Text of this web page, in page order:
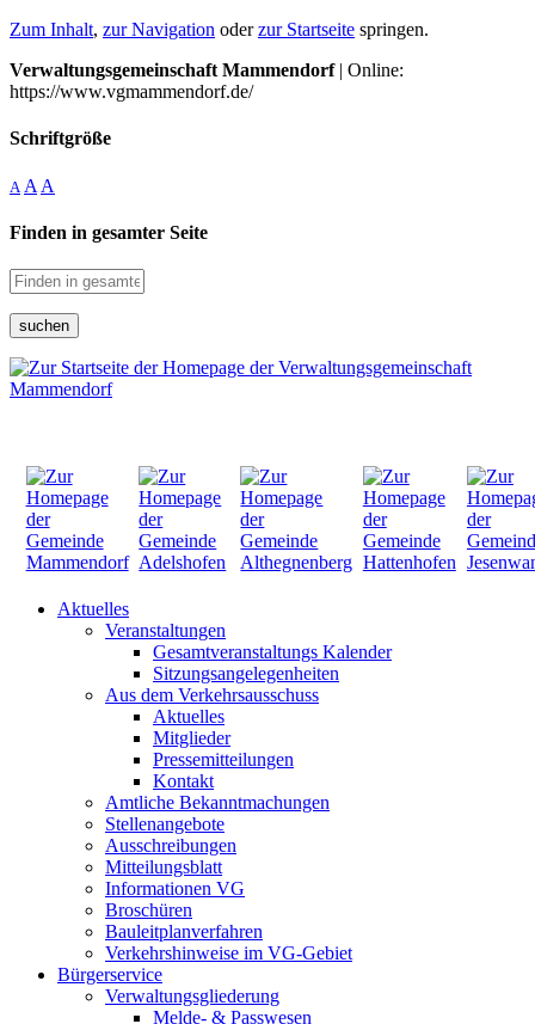
Zum Inhalt, zur Navigation oderzur Startseite springen.
Verwaltungsgemeinschaft Mammendorf| Online:
https://www.vgmammendorf.de/
Schriftgröße
A A A
Finden in gesamter Seite
suchen
Aktuelles
Veranstaltungen
Gesamtveranstaltungs Kalender
Sitzungsangelegenheiten
Aus dem Verkehrsausschuss
Aktuelles
Mitglieder
Pressemitteilungen
Kontakt
Amtliche Bekanntmachungen
Stellenangebote
Ausschreibungen
Mitteilungsblatt
Informationen VG
Broschüren
Bauleitplanverfahren
Verkehrshinweise im VG-Gebiet
Bürgerservice
Verwaltungsgliederung
Melde- & Passwesen